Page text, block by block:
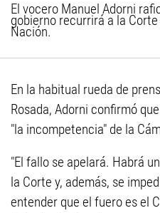
El vocero Manuel Adorni
gobierno recurrirá a la
Nación.
En la habitual rueda de
Rosada, Adorni confirmó
"la incompetencia" de la
"El fallo se apelará. Habrá
la Corte y, además, se
entender que el fuero es el